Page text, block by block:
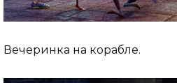
Вечеринка на корабле.